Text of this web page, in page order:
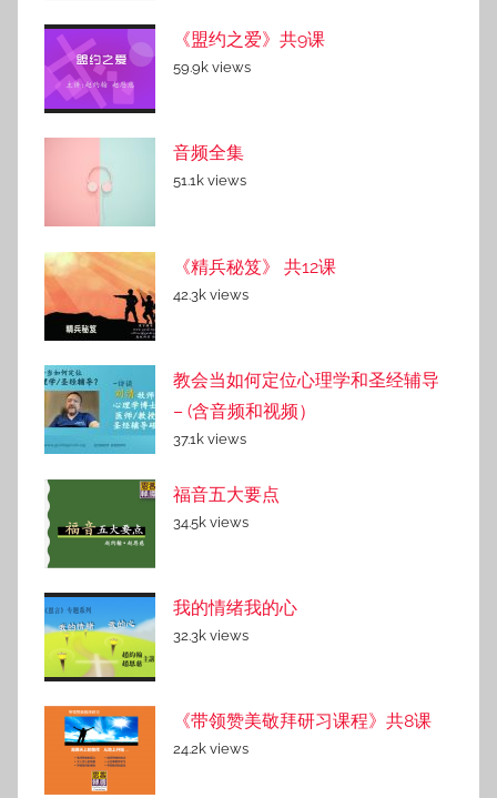
《盟约之爱》共9课
59.9k views
音频全集
51.1k views
《精兵秘笈》 共12课
42.3k views
教会当如何定位心理学和圣经辅导
– (含音频和视频）
37.1k views
福音五大要点
34.5k views
我的情绪我的心
32.3k views
《带领赞美敬拜研习课程》共8课
24.2k views